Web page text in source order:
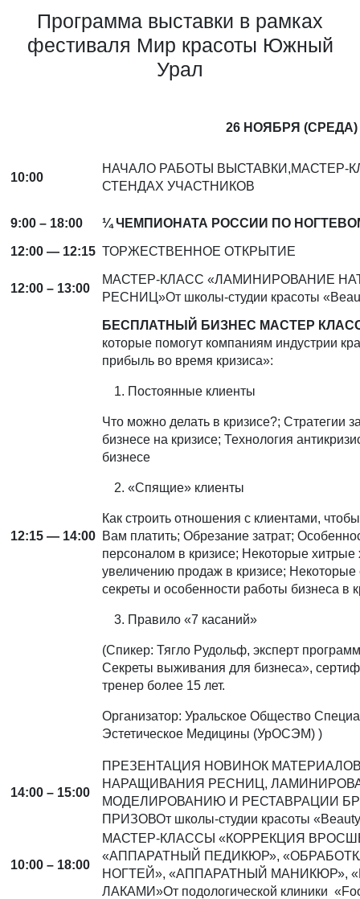
Программа выставки в рамках
фестиваля Мир красоты Южный
Урал
26 НОЯБРЯ (СРЕДА)
10:00
НАЧАЛО РАБОТЫ ВЫСТАВКИ,МАСТЕР-
СТЕНДАХ УЧАСТНИКОВ
9:00 – 18:00 ¼ ЧЕМПИОНАТА РОССИИ ПО
12:00 — 12:15 ТОРЖЕСТВЕННОЕ ОТКРЫТИЕ
12:00 – 13:00
МАСТЕР-КЛАСС «ЛАМИНИРОВАНИЕ
РЕСНИЦ»От школы-студии красоты
12:15 — 14:00
БЕСПЛАТНЫЙ БИЗНЕС МАСТЕР
которые помогут компаниям индустрии
прибыль во время кризиса»:
Постоянные клиенты
Что можно делать в кризисе?; Стратегии
бизнесе на кризисе; Технология
бизнесе
«Спящие» клиенты
Как строить отношения с клиентами,
Вам платить; Обрезание затрат;
персоналом в кризисе; Некоторые хитрые
увеличению продаж в кризисе;
секреты и особенности работы бизнеса в
Правило «7 касаний»
(Спикер: Тягло Рудольф, эксперт
Секреты выживания для бизнеса»,
тренер более 15 лет.
Организатор: Уральское Общество
Эстетическое Медицины (УрОСЭМ) )
14:00 – 15:00
ПРЕЗЕНТАЦИЯ НОВИНОК
НАРАЩИВАНИЯ РЕСНИЦ,
МОДЕЛИРОВАНИЮ И РЕСТАВРАЦИИ
ПРИЗОВОт школы-студии красоты
10:00 – 18:00
МАСТЕР-КЛАССЫ «КОРРЕКЦИЯ
«АППАРАТНЫЙ ПЕДИКЮР»,
НОГТЕЙ», «АППАРАТНЫЙ МАНИКЮР»,
ЛАКАМИ»От подологической клиники